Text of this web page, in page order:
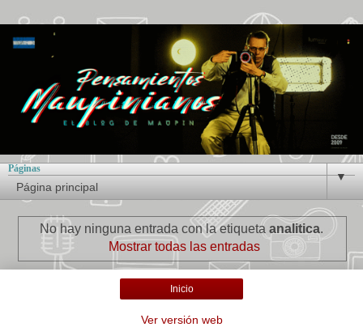
Páginas
▼
No hay ninguna entrada con la etiqueta analitica.
Mostrar todas las entradas
Inicio
Ver versión web